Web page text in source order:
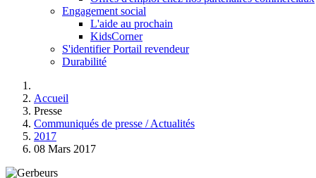
Engagement social
L'aide au prochain
KidsCorner
S'identifier Portail revendeur
Durabilité
Accueil
Presse
Communiqués de presse / Actualités
2017
08 Mars 2017